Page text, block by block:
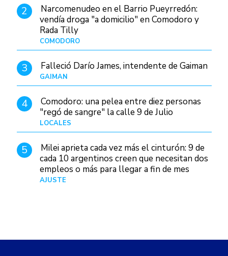
2
Narcomenudeo en el Barrio Pueyrredón:
vendía droga "a domicilio" en Comodoro y
Rada Tilly
COMODORO
3 Falleció Darío James, intendente de Gaiman
GAIMAN
4
Comodoro: una pelea entre diez personas
"regó de sangre" la calle 9 de Julio
LOCALES
5
Milei aprieta cada vez más el cinturón: 9 de
cada 10 argentinos creen que necesitan dos
empleos o más para llegar a fin de mes
AJUSTE